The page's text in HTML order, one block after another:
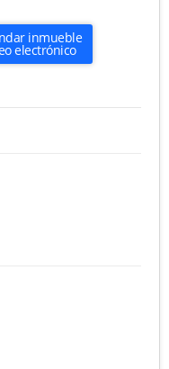
inmueble
electrónico